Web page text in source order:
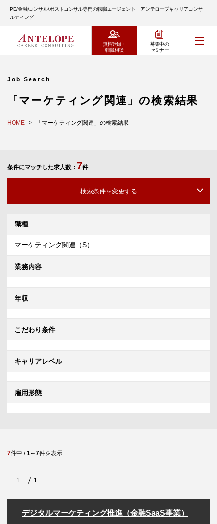
PE/金融/コンサル/ポストコンサル専門の転職エージェント アンテロープキャリアコンサ
ルティング
無料登録・
転職相談
募集中の
セミナー
Job Search
「マーケティング関連」の検索結果
HOME 「マーケティング関連」の検索結果
条件にマッチした求人数： 7件
検索条件を変更する
職種
マーケティング関連（S）
業務内容
年収
こだわり条件
キャリアレベル
雇用形態
7件中 /1～7件を表示
1 1
デジタルマーケティング推進（金融SaaS事業）